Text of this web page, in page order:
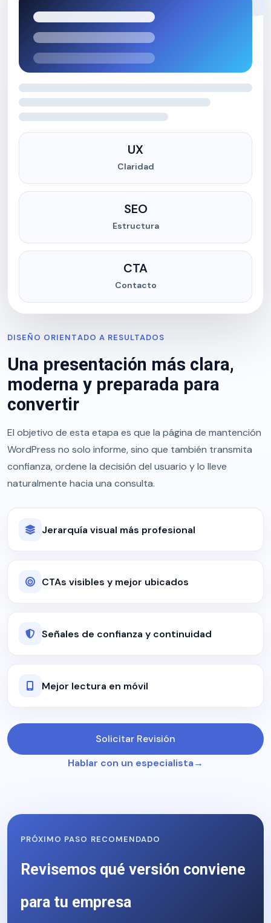
UX
Claridad
SEO
Estructura
CTA
Contacto
DISEÑO ORIENTADO A RESULTADOS
Una presentación más clara,
moderna y preparada para
convertir
El objetivo de esta etapa es que la página de mantención
WordPress no solo informe, sino que también transmita
confianza, ordene la decisión del usuario y lo lleve
naturalmente hacia una consulta.
Jerarquía visual más profesional
CTAs visibles y mejor ubicados
Señales de confianza y continuidad
Mejor lectura en móvil
Solicitar Revisión
Hablar con un especialista
PRÓXIMO PASO RECOMENDADO
Revisemos qué versión conviene
para tu empresa